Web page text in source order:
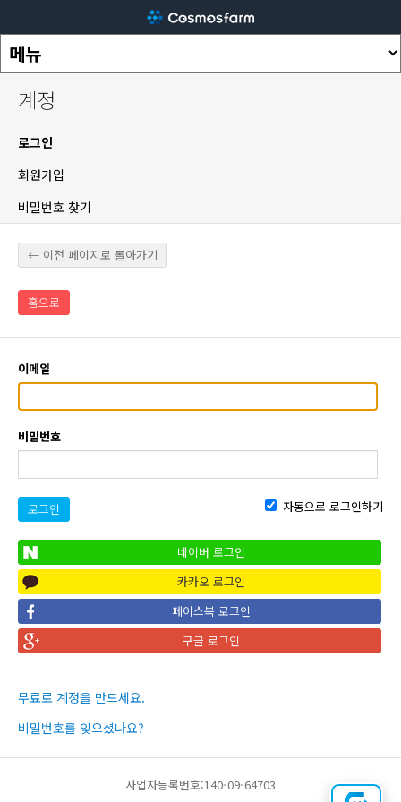
계정
로그인
회원가입
비밀번호 찾기
← 이전 페이지로 돌아가기
홈으로
이메일
비밀번호
로그인 자동으로 로그인하기
네이버 로그인
카카오 로그인
페이스북 로그인
구글 로그인
무료로 계정을 만드세요.
비밀번호를 잊으셨나요?
사업자등록번호:140-09-64703